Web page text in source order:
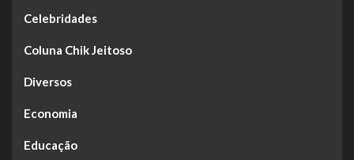
Celebridades
Coluna Chik Jeitoso
Diversos
Economia
Educação